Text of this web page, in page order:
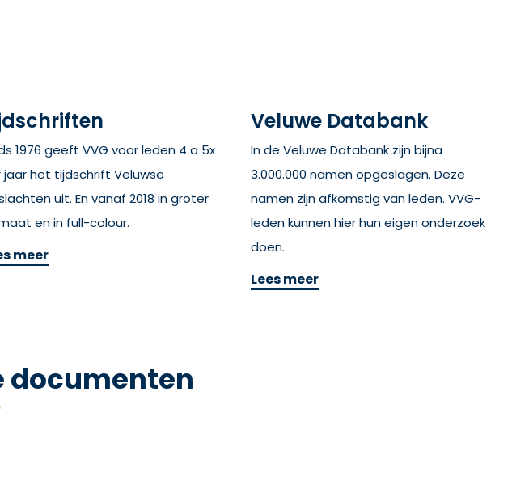
1976 geeft VVG voor leden 4 a 5x
jaar het tijdschrift Veluwse
uit. En vanaf 2018 in groter
en in full-colour.
meer
Veluwe Databank
In de Veluwe Databank zijn bijna
3.000.000 namen opgeslagen. Deze
namen zijn afkomstig van leden. VVG-
leden kunnen hier hun eigen onderzoek
doen.
Lees meer
documenten